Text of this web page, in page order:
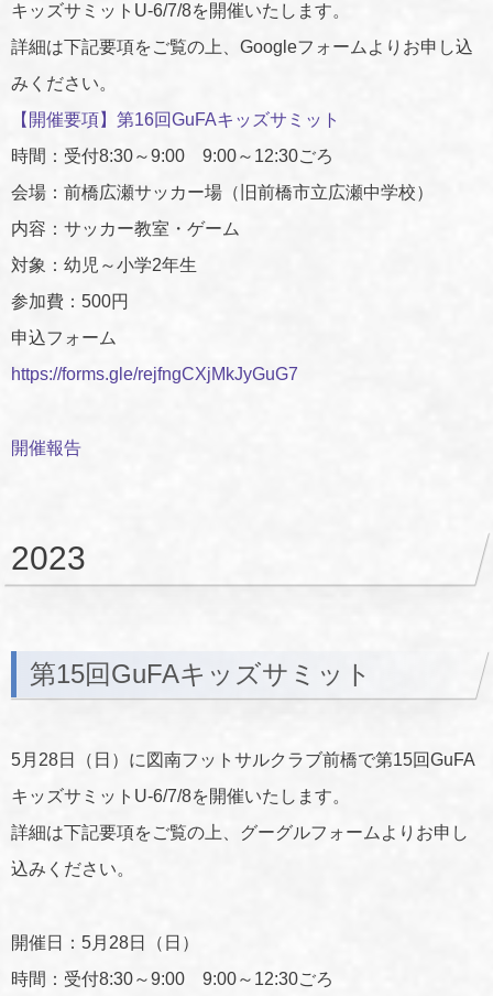
キッズサミットU-6/7/8を開催いたします。
詳細は下記要項をご覧の上、Googleフォームよりお申し込
みください。
【開催要項】第16回GuFAキッズサミット
時間：受付8:30～9:00 9:00～12:30ごろ
会場：前橋広瀬サッカー場（旧前橋市立広瀬中学校）
内容：サッカー教室・ゲーム
対象：幼児～小学2年生
参加費：500円
申込フォーム
https://forms.gle/rejfngCXjMkJyGuG7
開催報告
2023
第15回GuFAキッズサミット
5月28日（日）に図南フットサルクラブ前橋で第15回GuFA
キッズサミットU-6/7/8を開催いたします。
詳細は下記要項をご覧の上、グーグルフォームよりお申し
込みください。
開催日：5月28日（日）
時間：受付8:30～9:00 9:00～12:30ごろ